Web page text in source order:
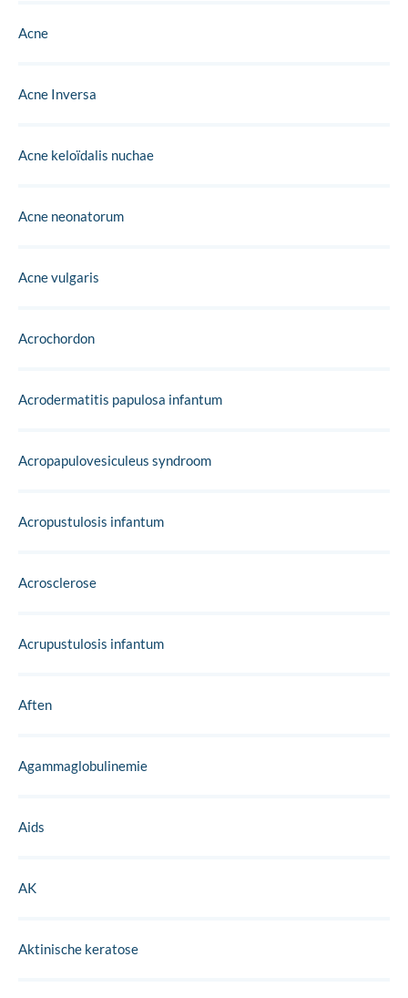
Acne
Acne Inversa
Acne keloïdalis nuchae
Acne neonatorum
Acne vulgaris
Acrochordon
Acrodermatitis papulosa infantum
Acropapulovesiculeus syndroom
Acropustulosis infantum
Acrosclerose
Acrupustulosis infantum
Aften
Agammaglobulinemie
Aids
AK
Aktinische keratose